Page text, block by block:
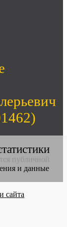
публичной
и данные
сайта